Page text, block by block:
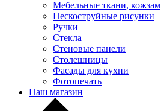
Мебельные ткани, кожзам
Пескоструйные рисунки
Ручки
Стекла
Стеновые панели
Столешницы
Фасады для кухни
Фотопечать
Наш магазин